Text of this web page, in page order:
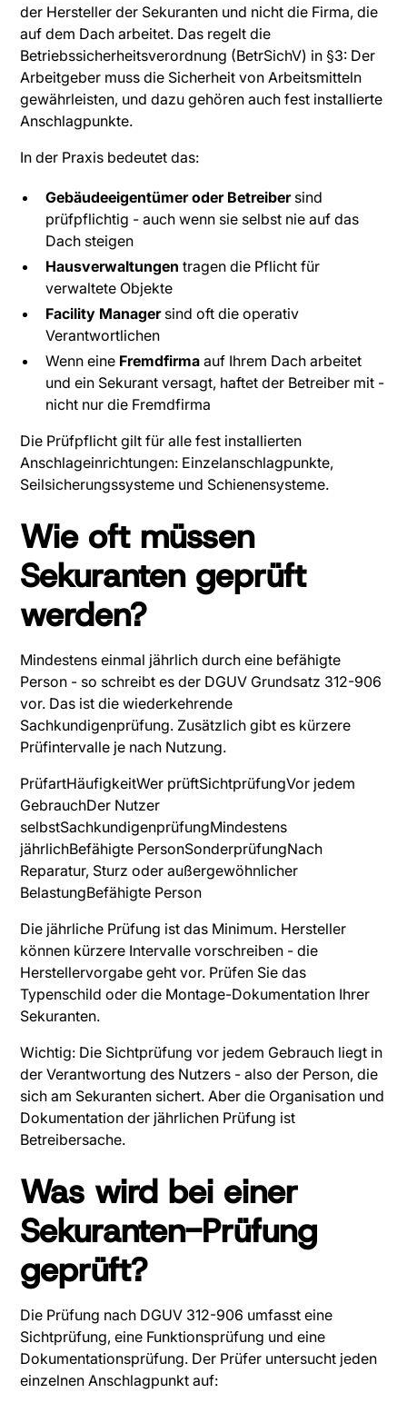
der Hersteller der Sekuranten und nicht die Firma, die
auf dem Dach arbeitet. Das regelt die
Betriebssicherheitsverordnung (BetrSichV) in §3: Der
Arbeitgeber muss die Sicherheit von Arbeitsmitteln
gewährleisten, und dazu gehören auch fest installierte
Anschlagpunkte.
In der Praxis bedeutet das:
Gebäudeeigentümer oder Betreibersind
prüfpflichtig - auch wenn sie selbst nie auf das
Dach steigen
Hausverwaltungen tragen die Pflicht für
verwaltete Objekte
Facility Managersind oft die operativ
Verantwortlichen
Wenn eine Fremdfirma auf Ihrem Dach arbeitet
und ein Sekurant versagt, haftet der Betreiber mit -
nicht nur die Fremdfirma
Die Prüfpflicht gilt für alle fest installierten
Anschlageinrichtungen: Einzelanschlagpunkte,
Seilsicherungssysteme und Schienensysteme.
Wie oft müssen
Sekuranten geprüft
werden?
Mindestens einmal jährlich durch eine befähigte
Person - so schreibt es der DGUV Grundsatz 312-906
vor. Das ist die wiederkehrende
Sachkundigenprüfung. Zusätzlich gibt es kürzere
Prüfintervalle je nach Nutzung.
PrüfartHäufigkeitWer prüftSichtprüfungVor jedem
GebrauchDer Nutzer
selbstSachkundigenprüfungMindestens
jährlichBefähigte PersonSonderprüfungNach
Reparatur, Sturz oder außergewöhnlicher
BelastungBefähigte Person
Die jährliche Prüfung ist das Minimum. Hersteller
können kürzere Intervalle vorschreiben - die
Herstellervorgabe geht vor. Prüfen Sie das
Typenschild oder die Montage-Dokumentation Ihrer
Sekuranten.
Wichtig: Die Sichtprüfung vor jedem Gebrauch liegt in
der Verantwortung des Nutzers - also der Person, die
sich am Sekuranten sichert. Aber die Organisation und
Dokumentation der jährlichen Prüfung ist
Betreibersache.
Was wird bei einer
Sekuranten-Prüfung
geprüft?
Die Prüfung nach DGUV 312-906 umfasst eine
Sichtprüfung, eine Funktionsprüfung und eine
Dokumentationsprüfung. Der Prüfer untersucht jeden
einzelnen Anschlagpunkt auf: